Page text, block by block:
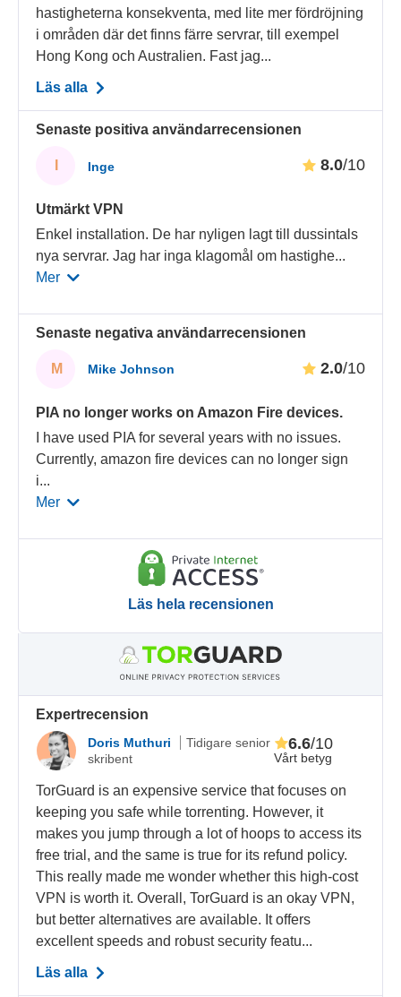
hastigheterna konsekventa, med lite mer fördröjning
i områden där det finns färre servrar, till exempel
Hong Kong och Australien. Fast jag...
Läs alla
Senaste positiva användarrecensionen
Inge 8.0/10
Utmärkt VPN
Enkel installation. De har nyligen lagt till dussintals
nya servrar. Jag har inga klagomål om hastighe...
Mer
Senaste negativa användarrecensionen
M Mike Johnson 2.0/10
PIA no longer works on Amazon Fire devices.
I have used PIA for several years with no issues.
Currently, amazon fire devices can no longer sign
i...
Mer
Läs hela recensionen
Expertrecension
Doris Muthuri
Tidigare senior
skribent
Vårt betyg
6.6/10
TorGuard is an expensive service that focuses on
keeping you safe while torrenting. However, it
makes you jump through a lot of hoops to access its
free trial, and the same is true for its refund policy.
This really made me wonder whether this high-cost
VPN is worth it. Overall, TorGuard is an okay VPN,
but better alternatives are available. It offers
excellent speeds and robust security featu...
Läs alla